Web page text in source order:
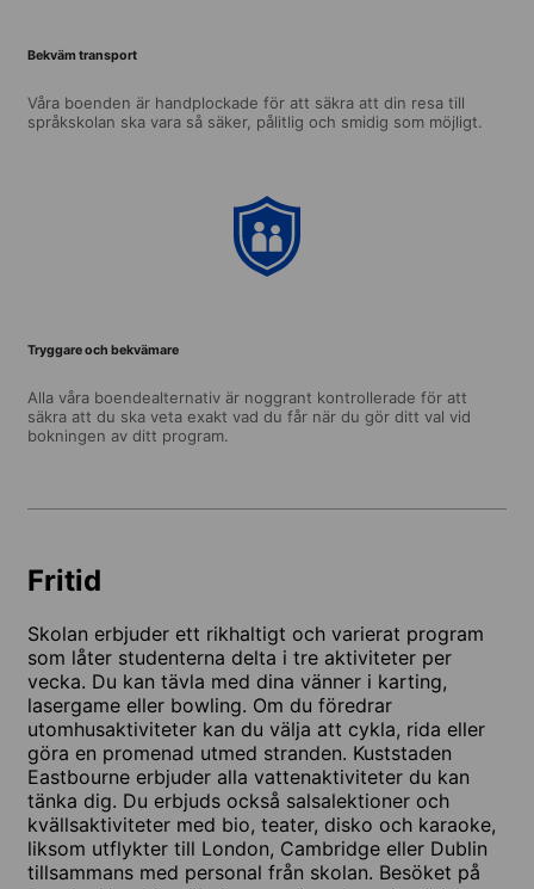
Bekväm transport
Våra boenden är handplockade för att säkra att din resa till
språkskolan ska vara så säker, pålitlig och smidig som möjligt.
Tryggare och bekvämare
Alla våra boendealternativ är noggrant kontrollerade för att
säkra att du ska veta exakt vad du får när du gör ditt val vid
bokningen av ditt program.
Fritid
Skolan erbjuder ett rikhaltigt och varierat program
som låter studenterna delta i tre aktiviteter per
vecka. Du kan tävla med dina vänner i karting,
lasergame eller bowling. Om du föredrar
utomhusaktiviteter kan du välja att cykla, rida eller
göra en promenad utmed stranden. Kuststaden
Eastbourne erbjuder alla vattenaktiviteter du kan
tänka dig. Du erbjuds också salsalektioner och
kvällsaktiviteter med bio, teater, disko och karaoke,
liksom utflykter till London, Cambridge eller Dublin
tillsammans med personal från skolan. Besöket på